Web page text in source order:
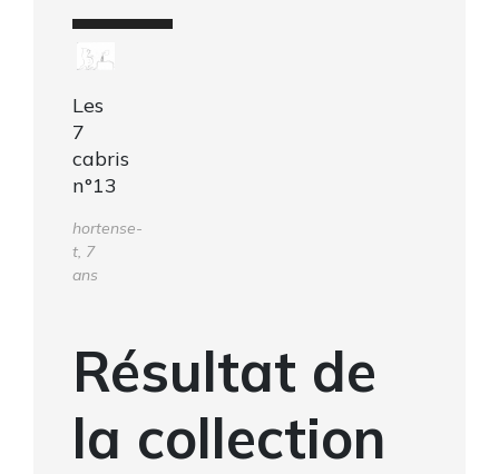
Les
7
cabris
n°13
hortense-
t, 7
ans
Résultat de
la collection